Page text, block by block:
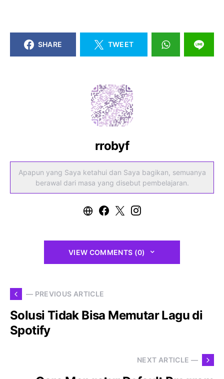
SHARE TWEET
rrobyf
Apapun yang Saya ketahui dan Saya bagikan, semuanya
berawal dari masa yang disebut pembelajaran.
VIEW COMMENTS (0)
— PREVIOUS ARTICLE
Solusi Tidak Bisa Memutar Lagu di
Spotify
NEXT ARTICLE —